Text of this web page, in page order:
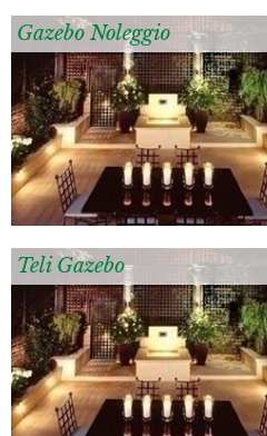
Gazebo Noleggio
Teli Gazebo